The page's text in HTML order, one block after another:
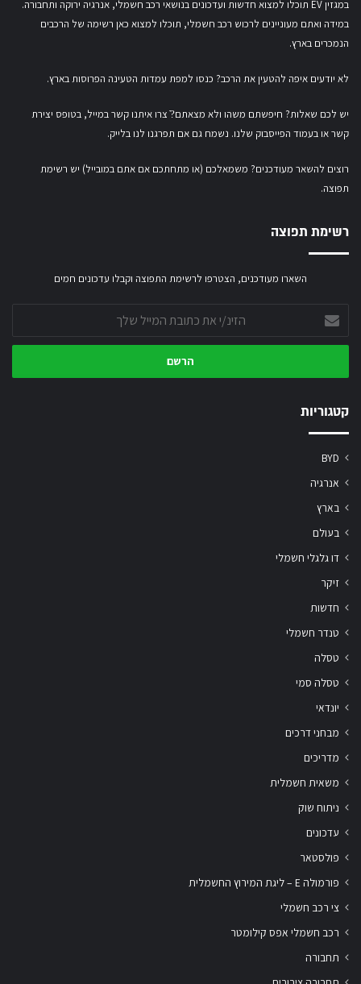
במגזין EV תוכלו למצוא חדשות ועדכונים בנושאי רכב חשמלי, אנרגיה ירוקה ותחבורה.
במידה ואתם מעוניינים לרכוש רכב חשמלי, תוכלו למצוא כאן רשימה של הרכבים
הנמכרים בארץ.
לא יודעים איפה להטעין את הרכב? כנסו למפת עמדות הטעינה הפרוסות בארץ.
יש לכם שאלות? חיפשתם משהו ולא מצאתם?ֿ צרו איתנו קשר במייל, בטופס יצירת
קשראובעמוד הפייסבוק שלנו. נשמח גם אם תפרגנו לנו בלייק.
רוצים להשאר מעודכנים? משמאלכם (או מתחתכם אם אתם במובייל) יש רשימת
תפוצה.
רשימת תפוצה
השארו מעודכנים, הצטרפו לרשימת התפוצה וקבלו עדכונים חמים
את
כתובת
שלך
קטגוריות
BYD
אנרגיה
בארץ
בעולם
דו גלגלי חשמלי
זיקר
חדשות
טנדר חשמלי
טסלה
טסלה סמי
יונדאי
מבחני דרכים
מדריכים
משאית חשמלית
ניתוח שוק
עדכונים
פולסטאר
פורמולה E – ליגת המירוץ החשמלית
צי רכב חשמלי
רכב חשמלי אפס קילומטר
תחבורה